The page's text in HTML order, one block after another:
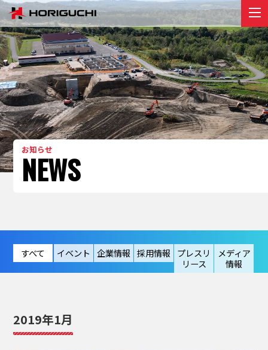
堀口組のこと
ABOUT
プロジェクト
PROJECT
リクルート
RECRUIT
お知らせ
NEWS
すべて イベント 企業情報 採用情報
プレスリ
リース
メディア
情報
2019年1月